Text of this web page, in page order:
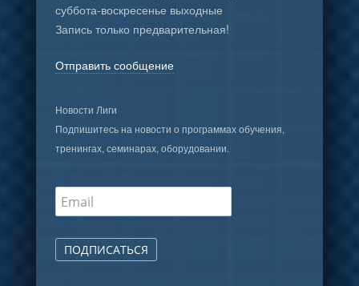
суббота-воскресенье выходные
Запись только предварительная!
Отправить сообщение
Новости Лиги
Подпишитесь на новости о программах обучения,
тренингах, семинарах, оборудовании.
ПОДПИСАТЬСЯ